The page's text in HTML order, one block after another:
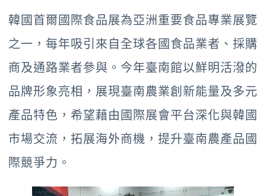
韓國首爾國際食品展為亞洲重要食品專業展覽
之一，每年吸引來自全球各國食品業者、採購
商及通路業者參與。今年臺南館以鮮明活潑的
品牌形象亮相，展現臺南農業創新能量及多元
產品特色，希望藉由國際展會平台深化與韓國
市場交流，拓展海外商機，提升臺南農產品國
際競爭力。